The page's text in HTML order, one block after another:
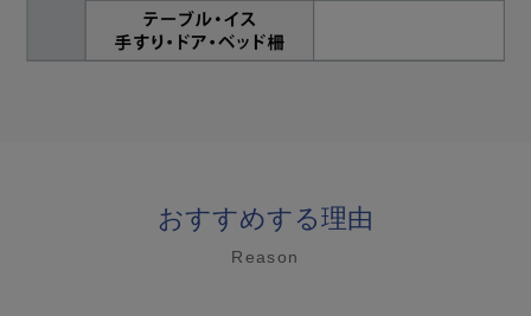
おすすめする理由
Reason